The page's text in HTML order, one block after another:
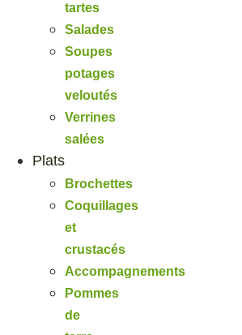
tartes
Salades
Soupes
potages
veloutés
Verrines
salées
Plats
Brochettes
Coquillages
et
crustacés
Accompagnements
Pommes
de